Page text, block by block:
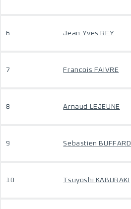
6 Jean-Yves REY
7 Francois FAIVRE
8 Arnaud LEJEUNE
9 Sebastien BUFFARD
10 Tsuyoshi KABURAKI